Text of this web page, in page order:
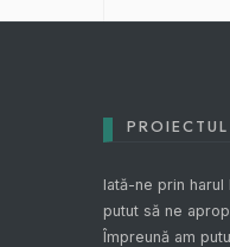
Iată-ne prin harul
putut să ne
Împreună am